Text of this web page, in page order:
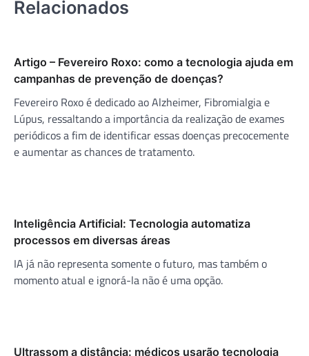
Relacionados
Artigo – Fevereiro Roxo: como a tecnologia ajuda em
campanhas de prevenção de doenças?
Fevereiro Roxo é dedicado ao Alzheimer, Fibromialgia e
Lúpus, ressaltando a importância da realização de exames
periódicos a fim de identificar essas doenças precocemente
e aumentar as chances de tratamento.
Inteligência Artificial: Tecnologia automatiza
processos em diversas áreas
IA já não representa somente o futuro, mas também o
momento atual e ignorá-la não é uma opção.
Ultrassom a distância: médicos usarão tecnologia